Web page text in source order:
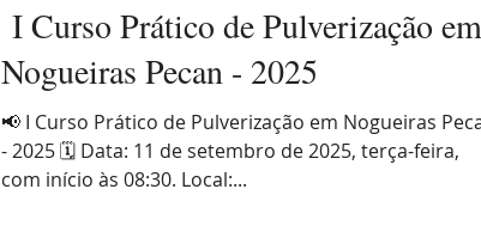
I Curso Prático de Pulverização em
Nogueiras Pecan - 2025
📢 I Curso Prático de Pulverização em Nogueiras Pecan
- 2025 🗓 Data: 11 de setembro de 2025, terça-feira,
com início às 08:30. Local:...